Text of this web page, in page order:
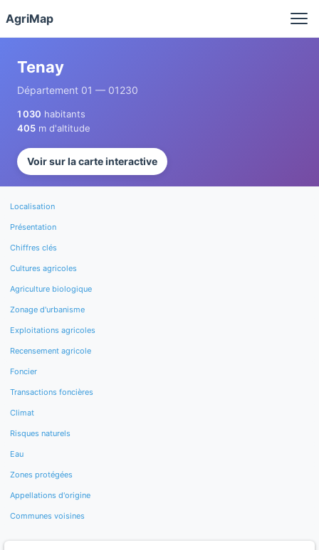
AgriMap
Tenay
Département 01 — 01230
1 030 habitants
405 m d'altitude
Voir sur la carte interactive
Localisation
Présentation
Chiffres clés
Cultures agricoles
Agriculture biologique
Zonage d'urbanisme
Exploitations agricoles
Recensement agricole
Foncier
Transactions foncières
Climat
Risques naturels
Eau
Zones protégées
Appellations d'origine
Communes voisines